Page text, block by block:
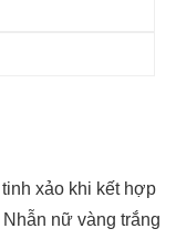
xảo khi kết hợp
nữ vàng trắng